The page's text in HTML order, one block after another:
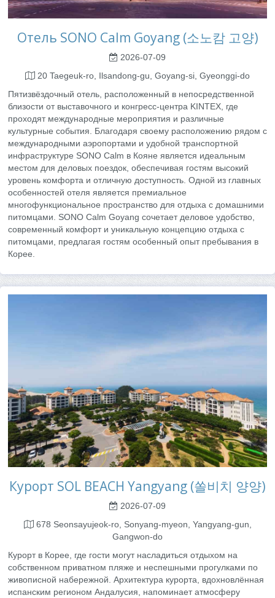
Отель SONO Calm Goyang (소노캄 고양)
2026-07-09
20 Taegeuk-ro, Ilsandong-gu, Goyang-si, Gyeonggi-do
Пятизвёздочный отель, расположенный в непосредственной
близости от выставочного и конгресс-центра KINTEX, где
проходят международные мероприятия и различные
культурные события. Благодаря своему расположению рядом с
международными аэропортами и удобной транспортной
инфраструктуре SONO Calm в Кояне является идеальным
местом для деловых поездок, обеспечивая гостям высокий
уровень комфорта и отличную доступность. Одной из главных
особенностей отеля является премиальное
многофункциональное пространство для отдыха с домашними
питомцами. SONO Calm Goyang сочетает деловое удобство,
современный комфорт и уникальную концепцию отдыха с
питомцами, предлагая гостям особенный опыт пребывания в
Корее.
Курорт SOL BEACH Yangyang (쏠비치 양양)
2026-07-09
678 Seonsayujeok-ro, Sonyang-myeon, Yangyang-gun,
Gangwon-do
Курорт в Корее, где гости могут насладиться отдыхом на
собственном приватном пляже и неспешными прогулками по
живописной набережной. Архитектура курорта, вдохновлённая
испанским регионом Андалусия, напоминает атмосферу